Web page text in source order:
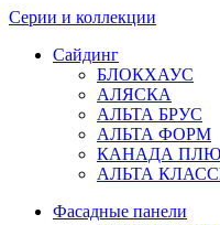
Серии и коллекции
Сайдинг
БЛОКХАУС
АЛЯСКА
АЛЬТА БРУС
АЛЬТА ФОРМ
КАНАДА
АЛЬТА
Фасадные панели